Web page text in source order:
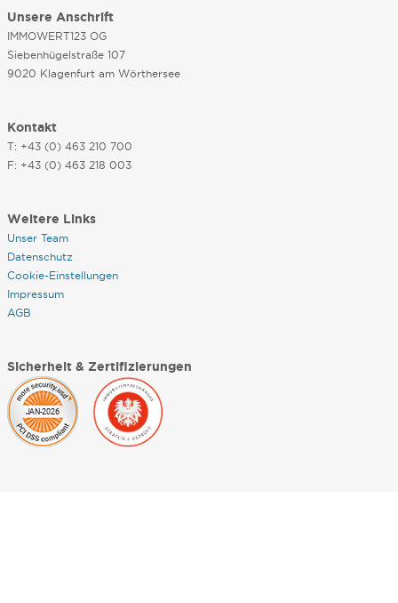
Unsere Anschrift
IMMOWERT123 OG
Siebenhügelstraße 107
9020 Klagenfurt am Wörthersee
Kontakt
T: +43 (0) 463 210 700
F: +43 (0) 463 218 003
Weitere Links
Unser Team
Datenschutz
Cookie-Einstellungen
Impressum
AGB
Sicherheit & Zertifizierungen